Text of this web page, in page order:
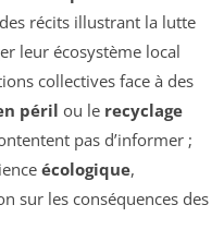
récits illustrant la lutte
leur écosystème local
collectives face à des
péril ou le recyclage
pas d’informer ;
écologique,
sur les conséquences des